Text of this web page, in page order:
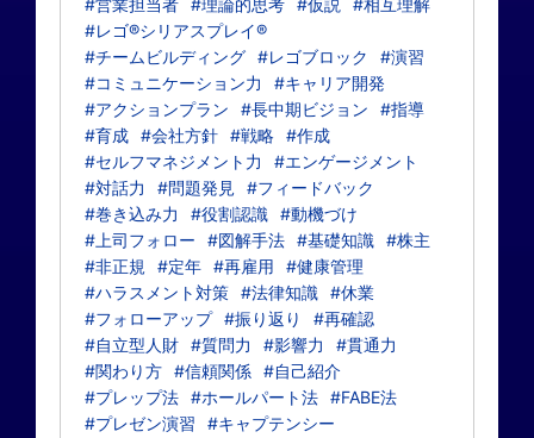
#営業担当者 #理論的思考 #仮説
#相互理解
#レゴ®シリアスプレイ®
#チームビルディング #レゴブロック
#演習
#コミュニケーション力
#キャリア開発
#アクションプラン
#長中期ビジョン
#指導
#育成 #会社方針 #戦略 #作成
#セルフマネジメント力
#エンゲージメント
#対話力
#問題発見
#フィードバック
#巻き込み力
#役割認識 #動機づけ
#上司フォロー
#図解手法 #基礎知識 #株主
#非正規
#定年 #再雇用
#健康管理
#ハラスメント対策 #法律知識 #休業
#フォローアップ #振り返り
#再確認
#自立型人財 #質問力 #影響力
#貫通力
#関わり方 #信頼関係 #自己紹介
#プレップ法 #ホールパート法 #FABE法
#プレゼン演習
#キャプテンシー